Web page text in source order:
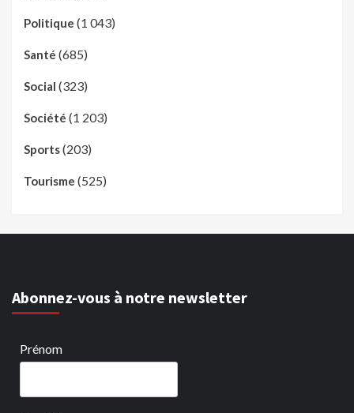
Politique (1 043)
Santé (685)
Social (323)
Société (1 203)
Sports(203)
Tourisme (525)
Abonnez-vous à notre newsletter
Prénom